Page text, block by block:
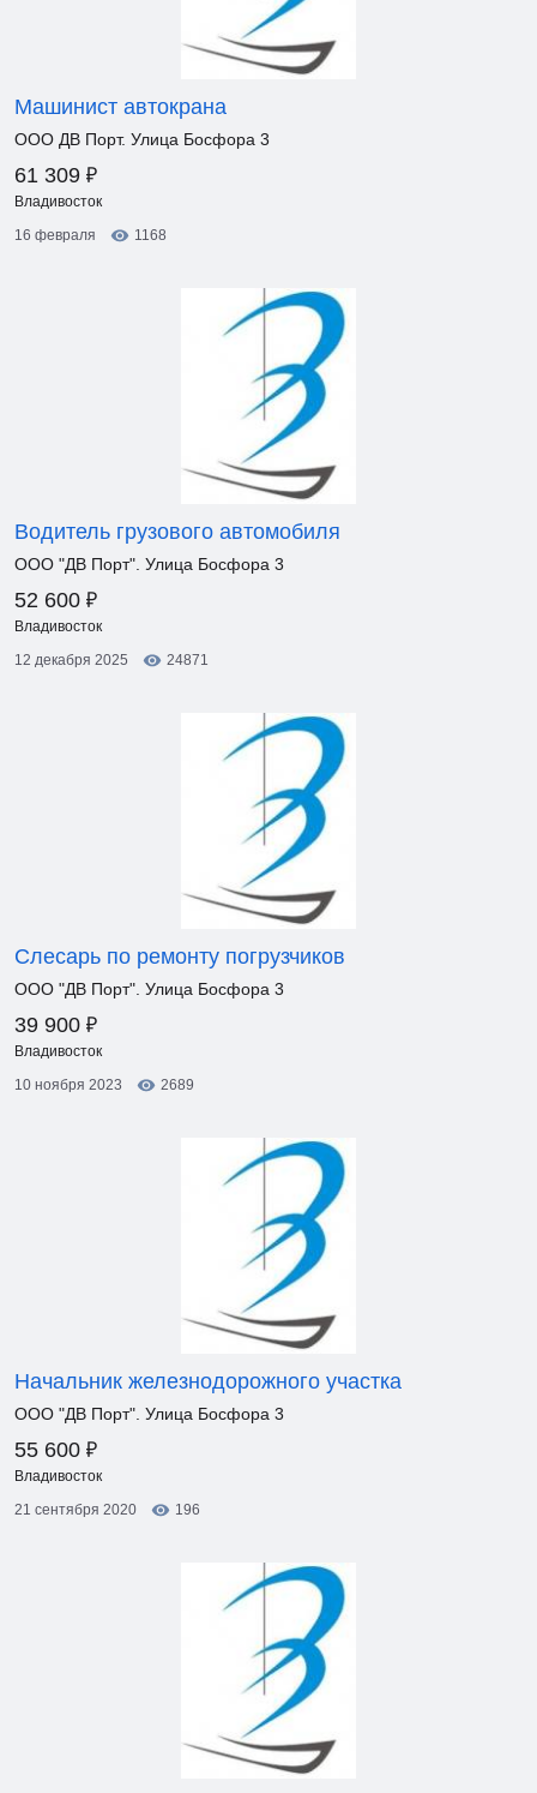
Машинист автокрана
ООО ДВ Порт. Улица Босфора 3
61 309 ₽
Владивосток
16 февраля
1168
Водитель грузового автомобиля
ООО "ДВ Порт". Улица Босфора 3
52 600 ₽
Владивосток
12 декабря 2025
24871
Слесарь по ремонту погрузчиков
ООО "ДВ Порт". Улица Босфора 3
39 900 ₽
Владивосток
10 ноября 2023
2689
Начальник железнодорожного участка
ООО "ДВ Порт". Улица Босфора 3
55 600 ₽
Владивосток
21 сентября 2020
196